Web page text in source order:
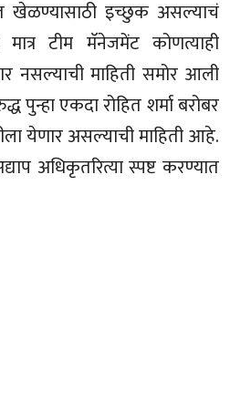
खेळण्यासाठी इच्छुक असल्याचं
टीम मॅनेजमेंट कोणत्याही
नसल्याची माहिती समोर आली
पुन्हा एकदा रोहित शर्मा बरोबर
येणार असल्याची माहिती आहे.
अधिकृतरित्या स्पष्ट करण्यात